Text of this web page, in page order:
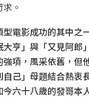
。
電影成功的其中之
亨」與「又見阿郎
項，風采依舊，但
己」母題結合熱衷
六十八歲的發哥本